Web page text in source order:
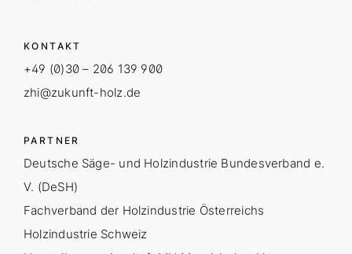
KONTAKT
+49 (0)30 – 206 139 900
zhi@zukunft-holz.de
PARTNER
Deutsche Säge- und Holzindustrie Bundesverband e.
V. (DeSH)
Fachverband der Holzindustrie Österreichs
Holzindustrie Schweiz